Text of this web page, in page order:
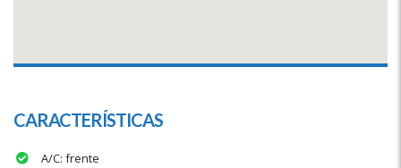
CARACTERÍSTICAS
A/C: frente